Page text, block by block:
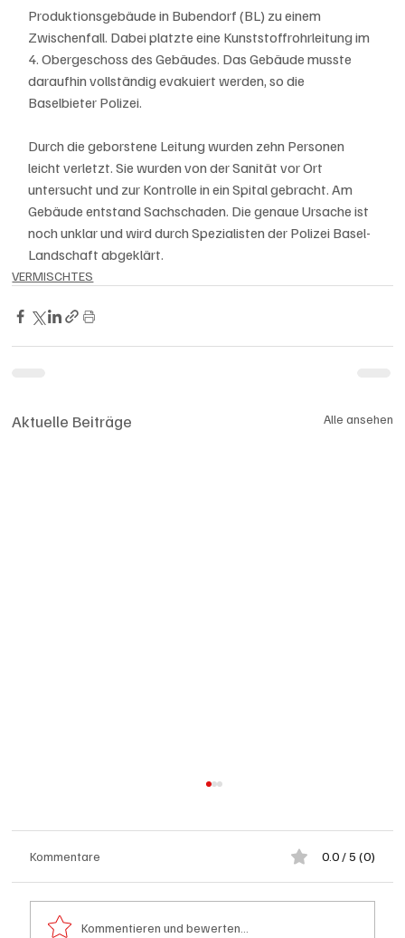
Produktionsgebäude in Bubendorf (BL) zu einem
Zwischenfall. Dabei platzte eine Kunststoffrohrleitung im
4. Obergeschoss des Gebäudes. Das Gebäude musste
daraufhin vollständig evakuiert werden, so die
Baselbieter Polizei.
Durch die geborstene Leitung wurden zehn Personen
leicht verletzt. Sie wurden von der Sanität vor Ort
untersucht und zur Kontrolle in ein Spital gebracht. Am
Gebäude entstand Sachschaden. Die genaue Ursache ist
noch unklar und wird durch Spezialisten der Polizei Basel-
Landschaft abgeklärt.
VERMISCHTES
Aktuelle Beiträge Alle ansehen
Kommentare 0.0 / 5 (0)
Kommentieren und bewerten...